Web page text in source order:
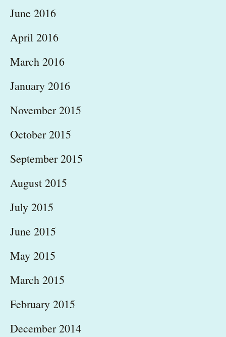
June 2016
April 2016
March 2016
January 2016
November 2015
October 2015
September 2015
August 2015
July 2015
June 2015
May 2015
March 2015
February 2015
December 2014